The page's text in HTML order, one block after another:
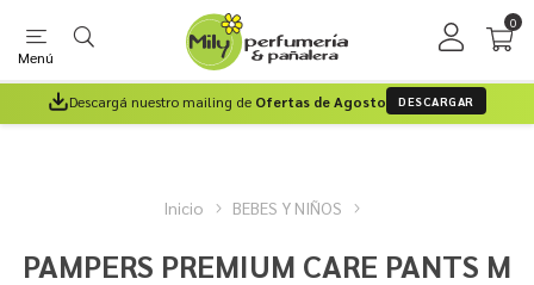
Menú
0
Descargá nuestro mailing de Ofertas de Agosto DESCARGAR
Inicio BEBES Y NIÑOS
PAMPERS PREMIUM CARE PANTS M